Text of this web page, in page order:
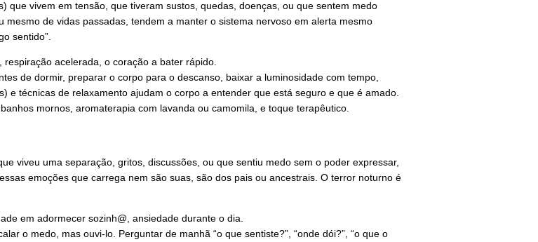
que vivem em tensão, que tiveram sustos, quedas, doenças, ou que sentem medo
de vidas passadas, tendem a manter o sistema nervoso em alerta mesmo
sentido”.
acelerada, o coração a bater rápido.
de dormir, preparar o corpo para o descanso, baixar a luminosidade com tempo,
e técnicas de relaxamento ajudam o corpo a entender que está seguro e que é amado.
mornos, aromaterapia com lavanda ou camomila, e toque terapêutico.
viveu uma separação, gritos, discussões, ou que sentiu medo sem o poder expressar,
emoções que carrega nem são suas, são dos pais ou ancestrais. O terror noturno é
em adormecer sozinh@, ansiedade durante o dia.
o medo, mas ouvi-lo. Perguntar de manhã “o que sentiste?”, “onde dói?”, “o que o